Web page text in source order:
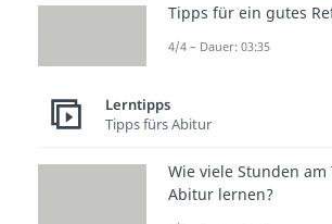
Tipps für ein gutes
4/4 – Dauer: 03:35
Lerntipps
Tipps fürs Abitur
Wie viele Stunden
Abitur lernen?